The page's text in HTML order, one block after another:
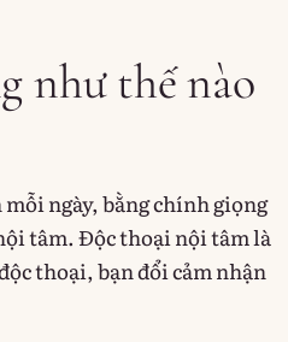
như thế nào
ngày, bằng chính giọng
tâm. Độc thoại nội tâm là
thoại, bạn đổi cảm nhận